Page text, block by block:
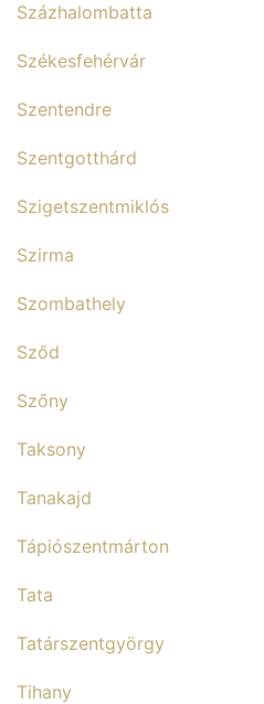
Százhalombatta
Székesfehérvár
Szentendre
Szentgotthárd
Szigetszentmiklós
Szirma
Szombathely
Sződ
Szőny
Taksony
Tanakajd
Tápiószentmárton
Tata
Tatárszentgyörgy
Tihany